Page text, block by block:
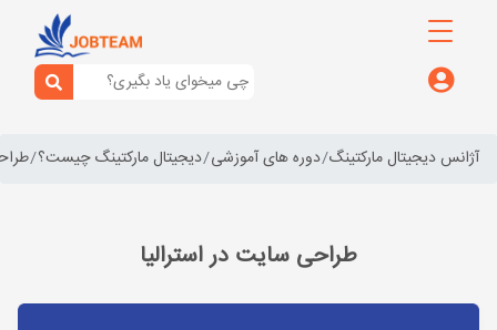
آژانس دیجیتال مارکتینگ دوره های آموزشی دیجیتال مارکتینگ چیست؟
طراحی سایت در استرالیا